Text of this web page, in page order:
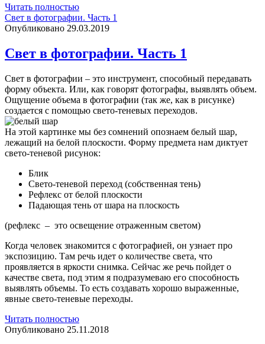
Читать полностьюСвет
в
фотографии.
Свет в фотографии. Часть 1
Опубликовано 29.03.2019
Свет в фотографии. Часть 1
Свет в фотографии – это инструмент, способный передавать
форму объекта. Или, как говорят фотографы, выявлять объем.
Ощущение объема в фотографии (так же, как в рисунке)
создается с помощью свето-теневых переходов.
На этой картинке мы без сомнений опознаем белый шар,
лежащий на белой плоскости. Форму предмета нам диктует
свето-теневой рисунок:
Блик
Свето-теневой переход (собственная тень)
Рефлекс от белой плоскости
Падающая тень от шара на плоскость
(рефлекс – это освещение отраженным светом)
Когда человек знакомится с фотографией, он узнает про
экспозицию. Там речь идет о количестве света, что
проявляется в яркости снимка. Сейчас же речь пойдет о
качестве света, под этим я подразумеваю его способность
выявлять объемы. То есть создавать хорошо выраженные,
явные свето-теневые переходы.
Читать полностьюСвет
в
Опубликовано 25.11.2018